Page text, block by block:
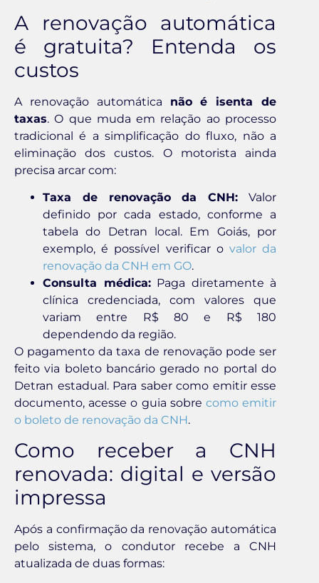
A renovação automática
é gratuita? Entenda os
custos
A renovação automática não é isenta de
taxas. O que muda em relação ao processo
tradicional é a simplificação do fluxo, não a
eliminação dos custos. O motorista ainda
precisa arcar com:
Taxa de renovação da CNH: Valor
definido por cada estado, conforme a
tabela do Detran local. Em Goiás, por
exemplo, é possível verificar o valor da
renovação da CNH em GO.
Consulta médica:Paga diretamente à
clínica credenciada, com valores que
variam entre R$ 80 e R$ 180
dependendo da região.
O pagamento da taxa de renovação pode ser
feito via boleto bancário gerado no portal do
Detran estadual. Para saber como emitir esse
documento, acesse o guia sobre como emitir
o boleto de renovação da CNH.
Como receber a CNH
renovada: digital e versão
impressa
Após a confirmação da renovação automática
pelo sistema, o condutor recebe a CNH
atualizada de duas formas: